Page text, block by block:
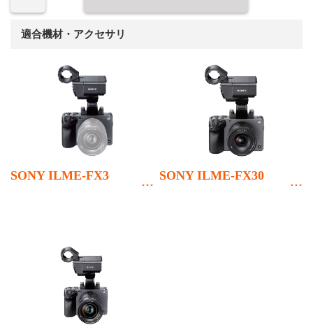
適合機材・アクセサリ
SONY ILME-FX3 SONY ILME-FX30